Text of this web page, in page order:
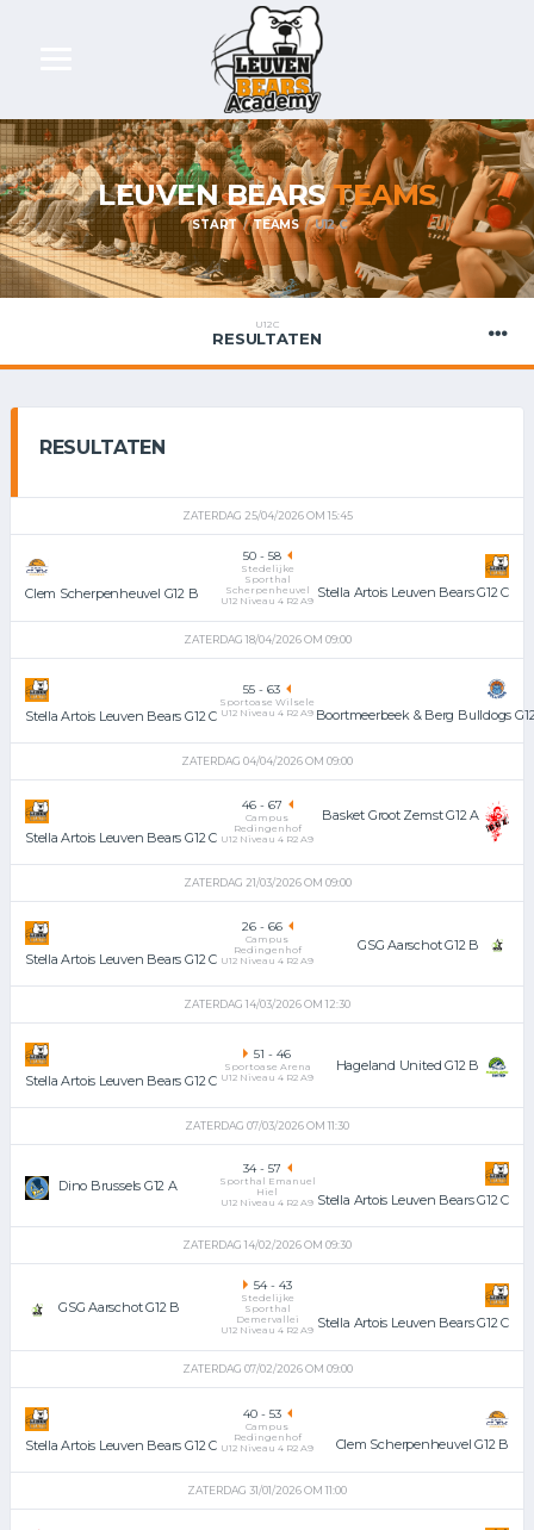
LEUVEN BEARSTEAMS
START TEAMS U12 C
U12 C
RESULTATEN
RESULTATEN
ZATERDAG 25/04/2026 OM 15:45
Clem Scherpenheuvel G12 B
50- 58
Stedelijke
Sporthal
Scherpenheuvel
U12 Niveau 4 R2 A9 Stella Artois Leuven Bears G12 C
ZATERDAG 18/04/2026 OM 09:00
Stella Artois Leuven Bears G12 C
55 - 63
Sportoase Wilsele
U12 Niveau 4 R2 A9 Boortmeerbeek & Berg Bulldogs
ZATERDAG 04/04/2026 OM 09:00
Stella Artois Leuven Bears G12 C
46- 67
Campus
Redingenhof
U12 Niveau 4 R2 A9
Basket Groot Zemst G12 A
ZATERDAG 21/03/2026 OM 09:00
Stella Artois Leuven Bears G12 C
26- 66
Campus
Redingenhof
U12 Niveau 4 R2 A9
GSG Aarschot G12 B
ZATERDAG 14/03/2026 OM 12:30
Stella Artois Leuven Bears G12 C
51 - 46
Sportoase Arena
U12 Niveau 4 R2 A9
Hageland United G12 B
ZATERDAG 07/03/2026 OM 11:30
Dino Brussels G12 A
34- 57
Sporthal Emanuel
Hiel
U12 Niveau 4 R2 A9 Stella Artois Leuven Bears G12 C
ZATERDAG 14/02/2026 OM 09:30
GSG Aarschot G12 B
54- 43
Stedelijke
Sporthal
Demervallei
U12 Niveau 4 R2 A9 Stella Artois Leuven Bears G12 C
ZATERDAG 07/02/2026 OM 09:00
Stella Artois Leuven Bears G12 C
40- 53
Campus
Redingenhof
U12 Niveau 4 R2 A9
Clem Scherpenheuvel G12 B
ZATERDAG 31/01/2026 OM 11:00